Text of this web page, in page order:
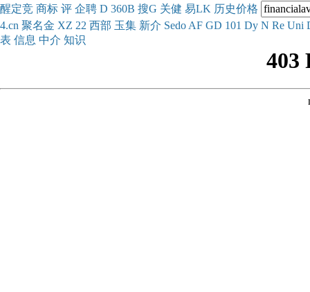
醒定竞 商标 评 企聘 D 360B 搜G 关健 易LK 历史价格
4.cn 聚名金 XZ 22 西部 玉集 新介 Sedo AF GD 101 Dy N Re Uni
表 信息 中介 知识